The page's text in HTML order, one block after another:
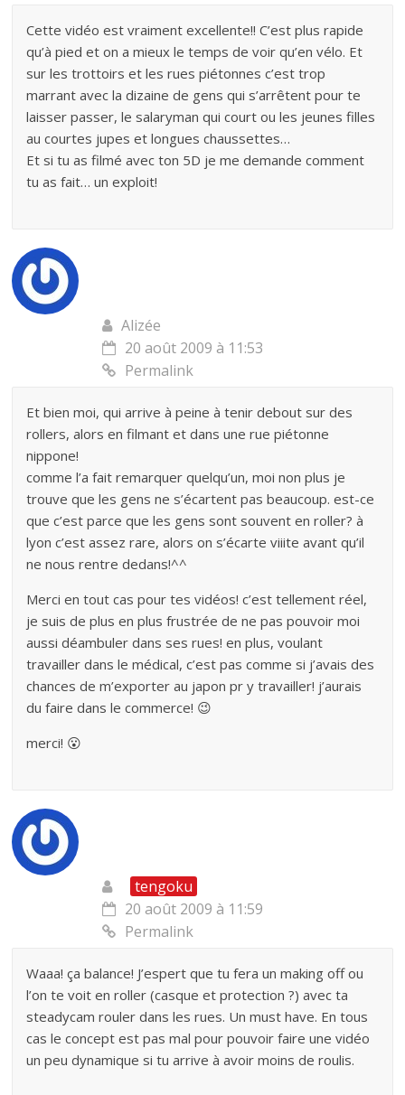
Cette vidéo est vraiment excellente!! C’est plus rapide
qu’à pied et on a mieux le temps de voir qu’en vélo. Et
sur les trottoirs et les rues piétonnes c’est trop
marrant avec la dizaine de gens qui s’arrêtent pour te
laisser passer, le salaryman qui court ou les jeunes filles
au courtes jupes et longues chaussettes…
Et si tu as filmé avec ton 5D je me demande comment
tu as fait… un exploit!
Alizée
20 août 2009 à 11:53
Permalink
Et bien moi, qui arrive à peine à tenir debout sur des
rollers, alors en filmant et dans une rue piétonne
nippone!
comme l’a fait remarquer quelqu’un, moi non plus je
trouve que les gens ne s’écartent pas beaucoup. est-ce
que c’est parce que les gens sont souvent en roller? à
lyon c’est assez rare, alors on s’écarte viiite avant qu’il
ne nous rentre dedans!^^
Merci en tout cas pour tes vidéos! c’est tellement réel,
je suis de plus en plus frustrée de ne pas pouvoir moi
aussi déambuler dans ses rues! en plus, voulant
travailler dans le médical, c’est pas comme si j’avais des
chances de m’exporter au japon pr y travailler! j’aurais
du faire dans le commerce! 😉
merci! 😮
tengoku
20 août 2009 à 11:59
Permalink
Waaa! ça balance! J’espert que tu fera un making off ou
l’on te voit en roller (casque et protection ?) avec ta
steadycam rouler dans les rues. Un must have. En tous
cas le concept est pas mal pour pouvoir faire une vidéo
un peu dynamique si tu arrive à avoir moins de roulis.